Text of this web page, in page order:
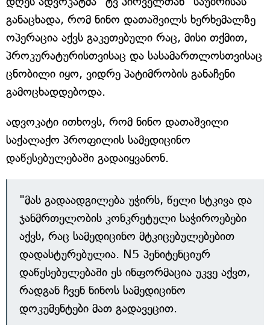
განაცხადა, რომ ნინო დათაშვილს ხერხემალზე
ოპერაცია აქვს გაკეთებული რაც, მისი თქმით,
პროკურატურისთვისაც და სასამართლოსთვისაც
ცნობილი იყო, ვიდრე პატიმრობის განაჩენი
გამოცხადდებოდა.
ადვოკატი ითხოვს, რომ ნინო დათაშვილი
საქალაქო პროფილის სამედიცინო
დაწესებულებაში გადაიყვანონ.
"მას გადაადგილება უჭირს, წელი სტკივა და
ჯანმრთელობის კონკრეტული საჭიროებები
აქვს, რაც სამედიცინო მტკიცებულებებით
დადასტურებულია. N5 პენიტენციურ
დაწესებულებაში ეს ინფორმაცია უკვე აქვთ,
რადგან ჩვენ ნინოს სამედიცინო
დოკუმენტები მათ გადავეცით.